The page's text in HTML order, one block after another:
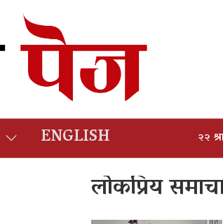
ENGLISH २२
लोकप्रिय